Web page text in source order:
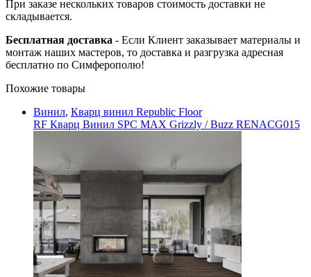
При заказе нескольких товаров стоимость доставки не
складывается.
Бесплатная доставка - Если Клиент заказывает материалы и
монтаж наших мастеров, то доставка и разгрузка адресная
бесплатно по Симферополю!
Похожие товары
Винил, Кварц винил Republic Floor
RF Кварц Винил SPC MAX Grizzly / Buzz RENACG015